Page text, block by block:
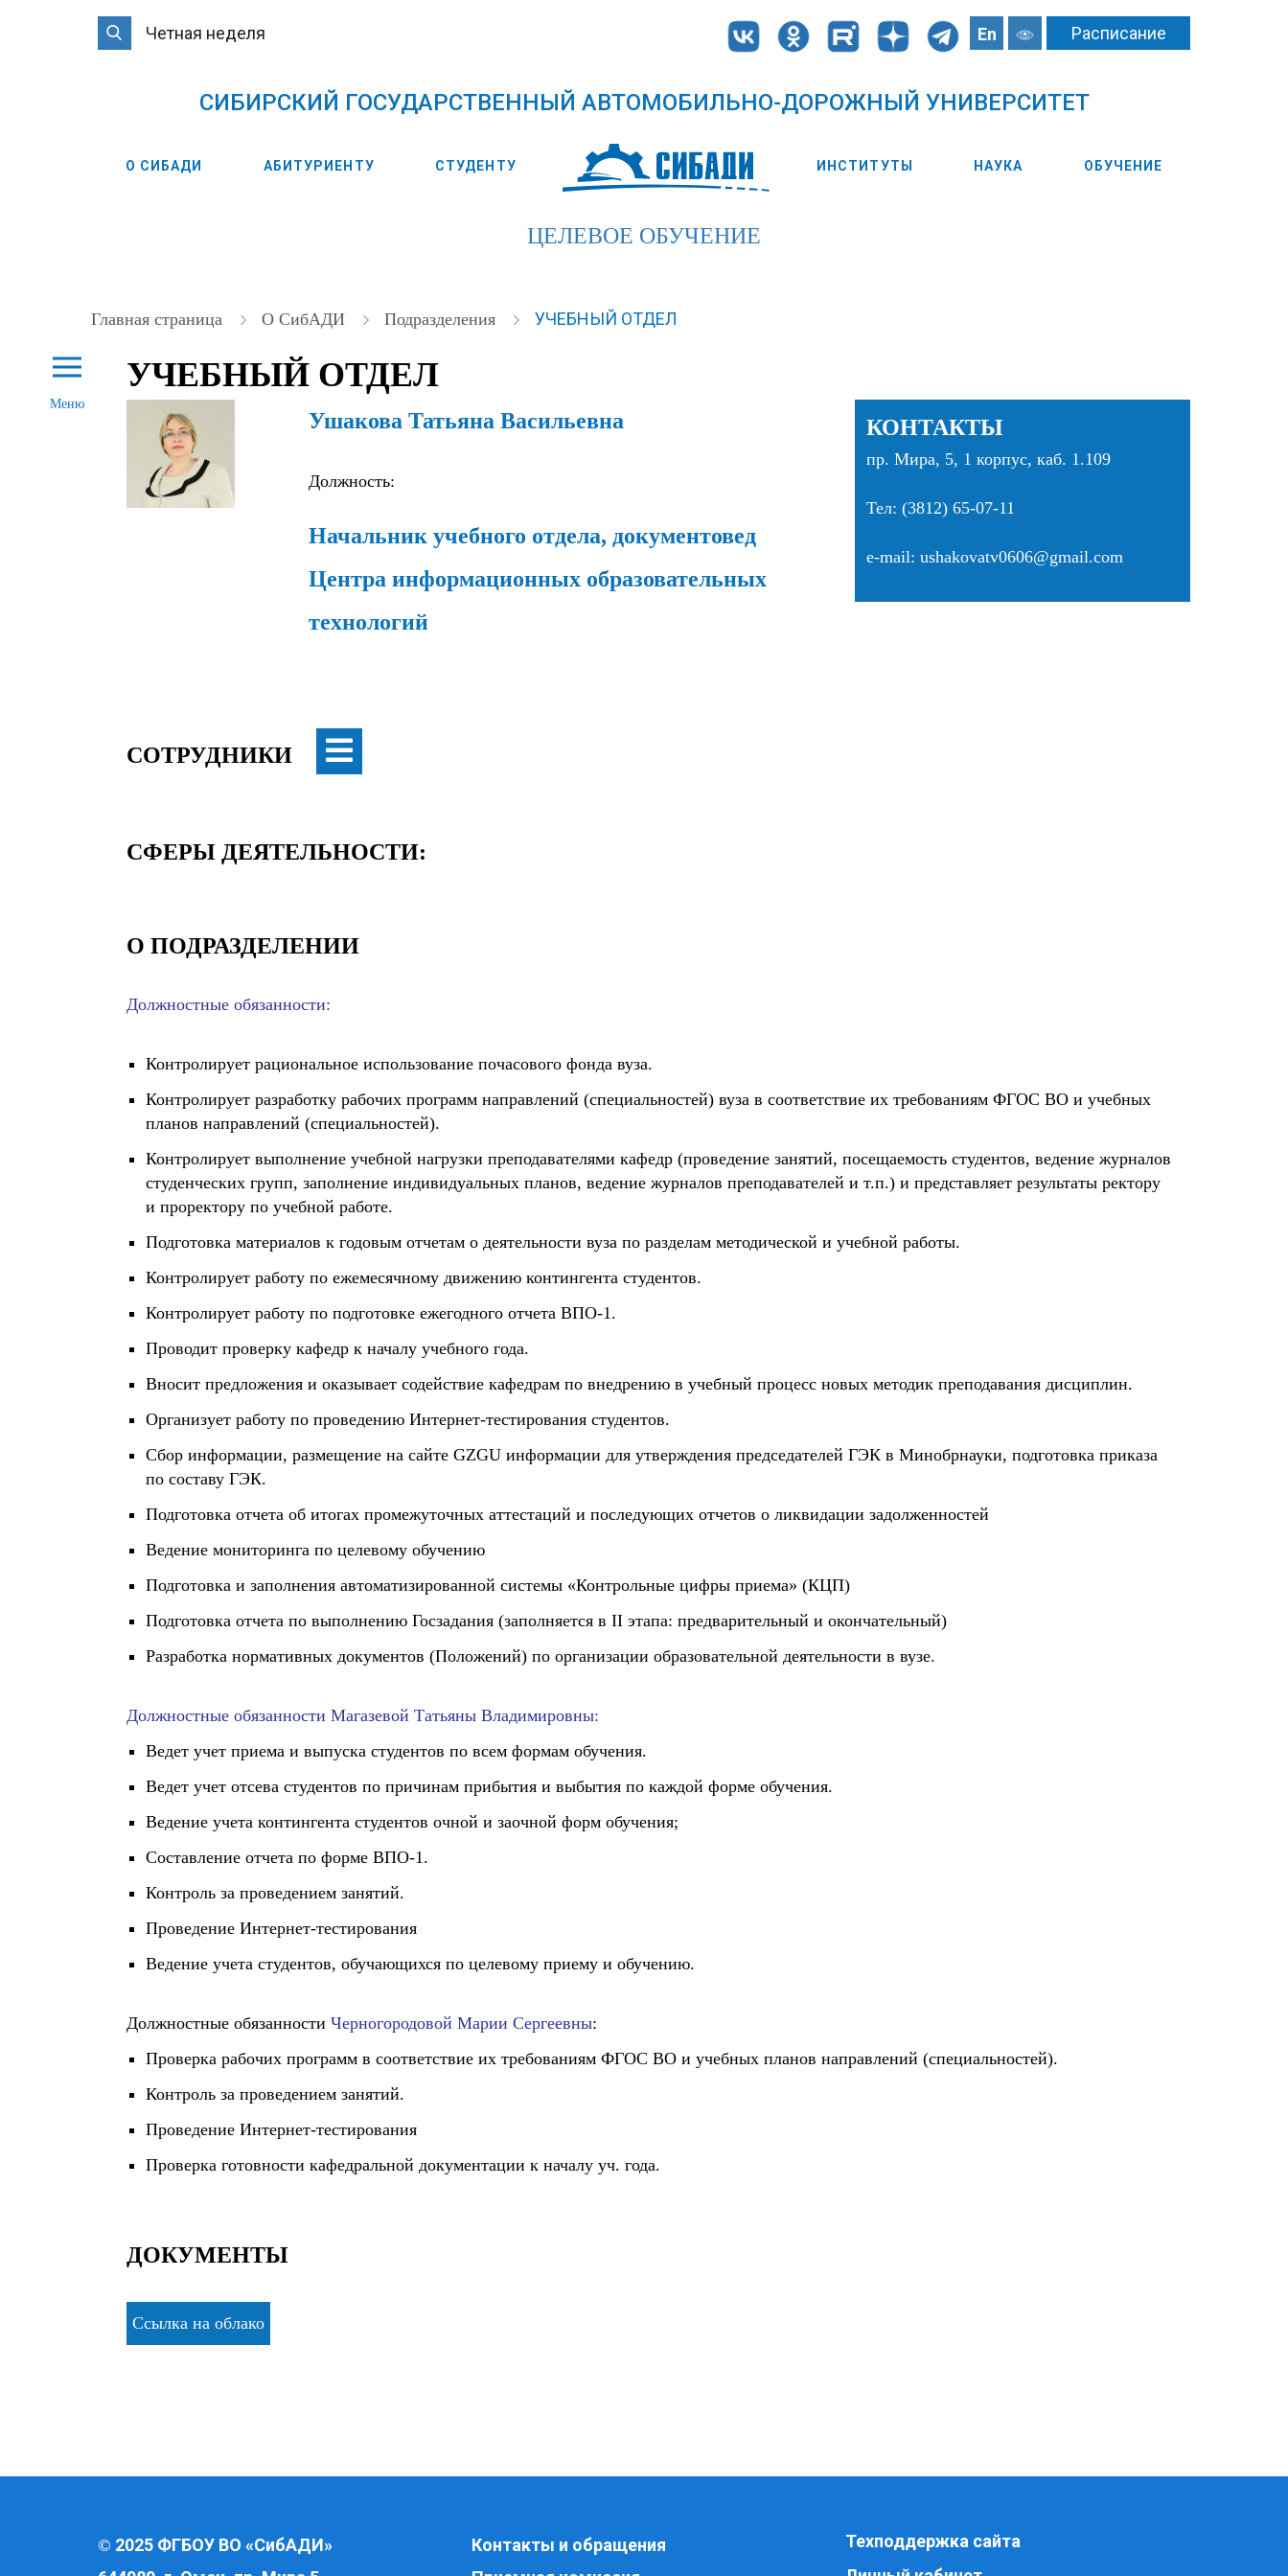
Четная неделя En Расписание
CИБИРСКИЙ ГОСУДАРСТВЕННЫЙ АВТОМОБИЛЬНО-ДОРОЖНЫЙ УНИВЕРСИТЕТ
О СИБАДИ АБИТУРИЕНТУ СТУДЕНТУ ИНСТИТУТЫ НАУКА ОБУЧЕНИЕ
ЦЕЛЕВОЕ ОБУЧЕНИЕ
Главная страница О СибАДИ Подразделения УЧЕБНЫЙ ОТДЕЛ
Меню
УЧЕБНЫЙ ОТДЕЛ
Ушакова Татьяна Васильевна
Должность:
Начальник учебного отдела, документовед
Центра информационных образовательных
технологий
КОНТАКТЫ
пр. Мира, 5, 1 корпус, каб. 1.109
Тел: (3812) 65-07-11
e-mail: ushakovatv0606@gmail.com
СОТРУДНИКИ
СФЕРЫ ДЕЯТЕЛЬНОСТИ:
О ПОДРАЗДЕЛЕНИИ
Должностные обязанности:
Контролирует рациональное использование почасового фонда вуза.
Контролирует разработку рабочих программ направлений (специальностей) вуза в соответствие их требованиям ФГОС ВО и учебных
планов направлений (специальностей).
Контролирует выполнение учебной нагрузки преподавателями кафедр (проведение занятий, посещаемость студентов, ведение журналов
студенческих групп, заполнение индивидуальных планов, ведение журналов преподавателей и т.п.) и представляет результаты ректору
и проректору по учебной работе.
Подготовка материалов к годовым отчетам о деятельности вуза по разделам методической и учебной работы.
Контролирует работу по ежемесячному движению контингента студентов.
Контролирует работу по подготовке ежегодного отчета ВПО-1.
Проводит проверку кафедр к началу учебного года.
Вносит предложения и оказывает содействие кафедрам по внедрению в учебный процесс новых методик преподавания дисциплин.
Организует работу по проведению Интернет-тестирования студентов.
Сбор информации, размещение на сайте GZGU информации для утверждения председателей ГЭК в Минобрнауки, подготовка приказа
по составу ГЭК.
Подготовка отчета об итогах промежуточных аттестаций и последующих отчетов о ликвидации задолженностей
Ведение мониторинга по целевому обучению
Подготовка и заполнения автоматизированной системы «Контрольные цифры приема» (КЦП)
Подготовка отчета по выполнению Госзадания (заполняется в II этапа: предварительный и окончательный)
Разработка нормативных документов (Положений) по организации образовательной деятельности в вузе.
Должностные обязанности Магазевой Татьяны Владимировны:
Ведет учет приема и выпуска студентов по всем формам обучения.
Ведет учет отсева студентов по причинам прибытия и выбытия по каждой форме обучения.
Ведение учета контингента студентов очной и заочной форм обучения;
Составление отчета по форме ВПО-1.
Контроль за проведением занятий.
Проведение Интернет-тестирования
Ведение учета студентов, обучающихся по целевому приему и обучению.
Должностные обязанности Черногородовой Марии Сергеевны:
Проверка рабочих программ в соответствие их требованиям ФГОС ВО и учебных планов направлений (специальностей).
Контроль за проведением занятий.
Проведение Интернет-тестирования
Проверка готовности кафедральной документации к началу уч. года.
ДОКУМЕНТЫ
Ссылка на облако
© 2025 ФГБОУ ВО «СибАДИ»
Контакты и обращения
Техподдержка сайта